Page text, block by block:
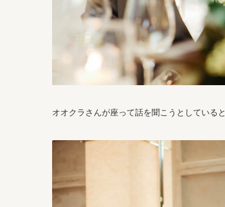
オオクラさんが座って話を聞こうとしていると